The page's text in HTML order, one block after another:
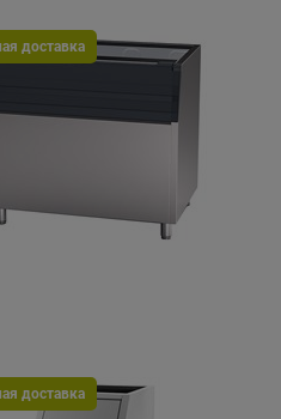
доставка
доставка